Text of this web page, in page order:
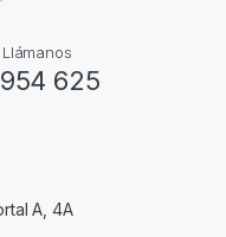
625
A, 4A